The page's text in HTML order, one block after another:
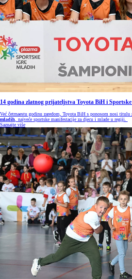
14 godina zlatnog prijateljstva Toyota BiH i
Već četrnaestu godinu zaredom, Toyota BiH s ponosom nosi titulu
mladih , najveće sportske manifestacije za djecu i mlade u regiji.
Saznajte više